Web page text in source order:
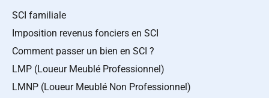
SCI familiale
Imposition revenus fonciers en SCI
Comment passer un bien en SCI ?
LMP (Loueur Meublé Professionnel)
LMNP (Loueur Meublé Non Professionnel)